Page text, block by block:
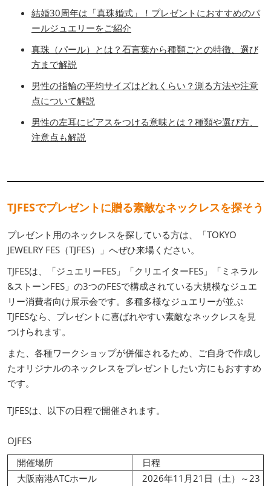
結婚30周年は「真珠婚式」！プレゼントにおすすめのパ
ールジュエリーをご紹介
真珠（パール）とは？石言葉から種類ごとの特徴、選び
方まで解説
男性の指輪の平均サイズはどれくらい？測る方法や注意
点について解説
男性の左耳にピアスをつける意味とは？種類や選び方、
注意点も解説
TJFESでプレゼントに贈る素敵なネックレスを探そう
プレゼント用のネックレスを探している方は、「TOKYO
JEWELRY FES（TJFES）」へぜひ来場ください。
TJFESは、「ジュエリーFES」「クリエイターFES」「ミネラル
&ストーンFES」の3つのFESで構成されている大規模なジュエ
リー消費者向け展示会です。多種多様なジュエリーが並ぶ
TJFESなら、プレゼントに喜ばれやすい素敵なネックレスを見
つけられます。
また、各種ワークショップが併催されるため、ご自身で作成し
たオリジナルのネックレスをプレゼントしたい方にもおすすめ
です。
TJFESは、以下の日程で開催されます。
OJFES
開催場所
日程
大阪南港ATCホール
2026年11月21日（土）～23